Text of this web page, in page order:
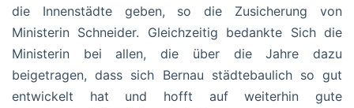
die Innenstädte geben, so die Zusicherung von
Ministerin Schneider. Gleichzeitig bedankte Sich die
Ministerin bei allen, die über die Jahre dazu
beigetragen, dass sich Bernau städtebaulich so gut
entwickelt hat und hofft auf weiterhin gute